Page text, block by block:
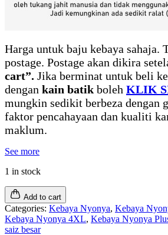
Harga untuk baju kebaya sahaja.
postage. Postage akan dikira
cart”. Jika berminat untuk beli
dengan kain batik boleh KLIK
mungkin sedikit berbeza dengan
faktor pencahayaan dan kualiti
maklum.
See more
1 in stock
Add to cart
Categories: Kebaya Nyonya, Kebaya
Kebaya Nyonya 4XL, Kebaya Nyonya
saiz besar